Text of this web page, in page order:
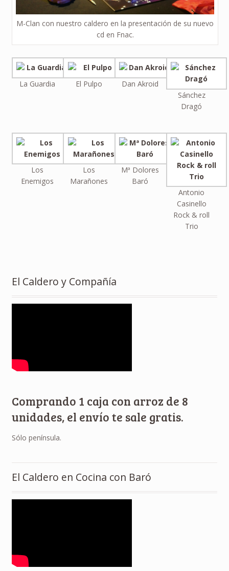
M-Clan con nuestro caldero en la presentación de su nuevo
cd en Fnac.
La Guardia El Pulpo
Dan Akroid
Sánchez
Dragó
Los
Enemigos
Los
Marañones
Mª Dolores
Baró
Antonio
Casinello
Rock & roll
Trio
El Caldero y Compañía
Comprando 1 caja con arroz de 8
unidades, el envío te sale gratis.
Sólo península.
El Caldero en Cocina con Baró